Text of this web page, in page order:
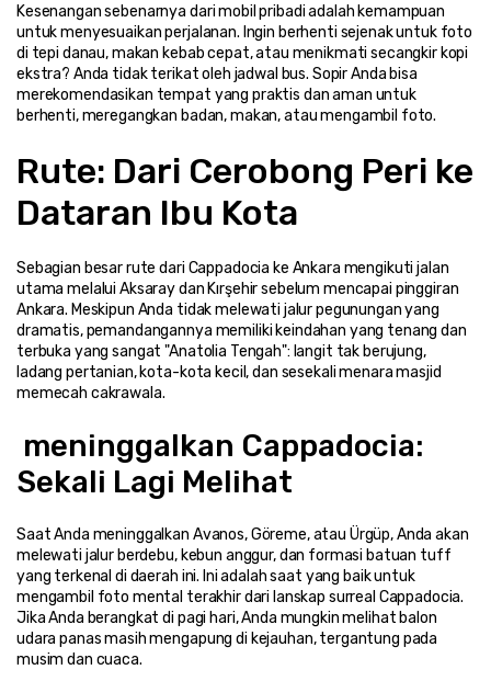
Kesenangan sebenarnya dari mobil pribadi adalah kemampuan
untuk menyesuaikan perjalanan. Ingin berhenti sejenak untuk foto
di tepi danau, makan kebab cepat, atau menikmati secangkir kopi
ekstra? Anda tidak terikat oleh jadwal bus. Sopir Anda bisa
merekomendasikan tempat yang praktis dan aman untuk
berhenti, meregangkan badan, makan, atau mengambil foto.
Rute: Dari Cerobong Peri ke
Dataran Ibu Kota
Sebagian besar rute dari Cappadocia ke Ankara mengikuti jalan
utama melalui Aksaray dan Kırşehir sebelum mencapai pinggiran
Ankara. Meskipun Anda tidak melewati jalur pegunungan yang
dramatis, pemandangannya memiliki keindahan yang tenang dan
terbuka yang sangat "Anatolia Tengah": langit tak berujung,
ladang pertanian, kota-kota kecil, dan sesekali menara masjid
memecah cakrawala.
Sekali Lagi Melihat
Saat Anda meninggalkan Avanos, Göreme, atau Ürgüp, Anda akan
melewati jalur berdebu, kebun anggur, dan formasi batuan tuff
yang terkenal di daerah ini. Ini adalah saat yang baik untuk
mengambil foto mental terakhir dari lanskap surreal Cappadocia.
Jika Anda berangkat di pagi hari, Anda mungkin melihat balon
udara panas masih mengapung di kejauhan, tergantung pada
musim dan cuaca.